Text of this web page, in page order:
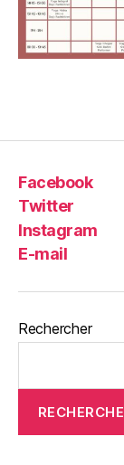
Facebook
Twitter
Instagram
E-mail
Rechercher